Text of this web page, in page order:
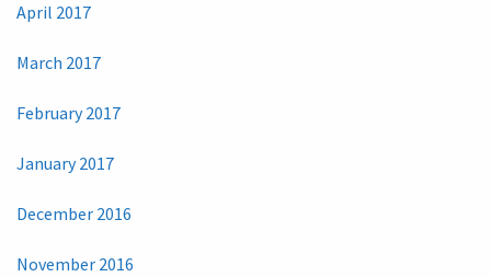
April 2017
March 2017
February 2017
January 2017
December 2016
November 2016